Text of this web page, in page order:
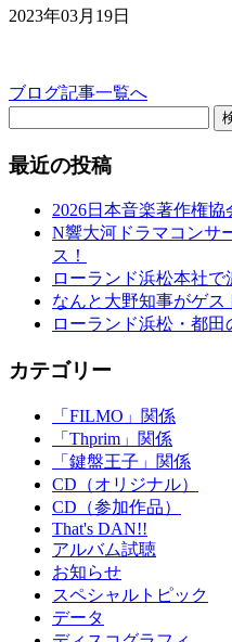
2023年03月19日
ブログ記事一覧へ
最近の投稿
2026日本音楽著作権
N響大河ドラマコンサ
ス！
ローランド浜松本社
なんと大野知事がゲス
ローランド浜松・都田
カテゴリー
「FILMO」関係
「Thprim」関係
「鍵盤王子」関係
CD（オリジナル）
CD（参加作品）
That's DAN!!
アルバム試聴
お知らせ
スペシャルトピック
データ